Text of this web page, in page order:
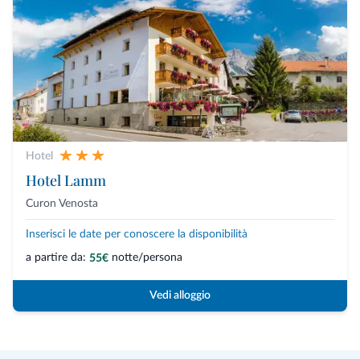
Hotel
Hotel Lamm
Curon Venosta
Inserisci le date per conoscere la disponibilità
a partire da: 55€ notte/persona
Vedi alloggio